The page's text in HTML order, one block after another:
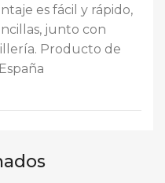
es fácil y rápido,
junto con
Producto de